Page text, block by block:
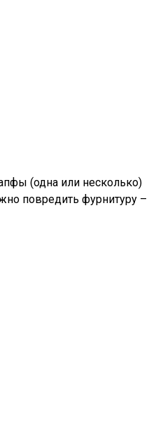
(одна или несколько)
повредить фурнитуру –